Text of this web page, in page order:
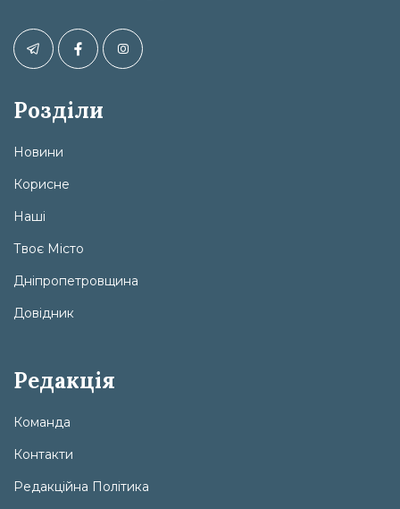
Розділи
Новини
Корисне
Наші
Твоє Місто
Дніпропетровщина
Довідник
Редакція
Команда
Контакти
Редакційна Політика